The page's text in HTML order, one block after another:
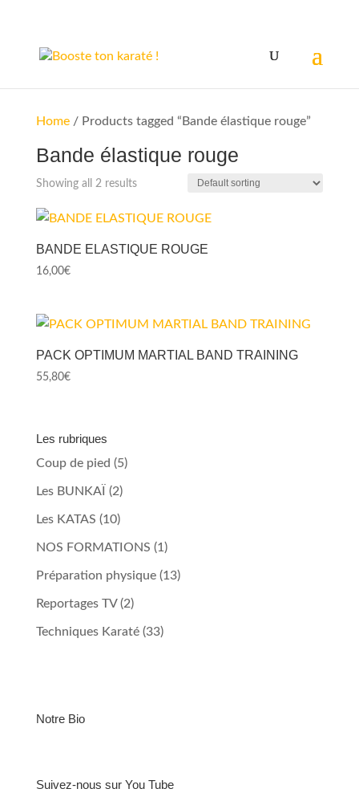
Home/ Products tagged “Bande élastique rouge”
Bande élastique rouge
Showing all 2 results
BANDE ELASTIQUE ROUGE
16,00€
PACK OPTIMUM MARTIAL BAND TRAINING
55,80€
Les rubriques
Coup de pied (5)
Les BUNKAÏ (2)
Les KATAS (10)
NOS FORMATIONS (1)
Préparation physique(13)
Reportages TV(2)
Techniques Karaté(33)
Notre Bio
Suivez-nous sur You Tube